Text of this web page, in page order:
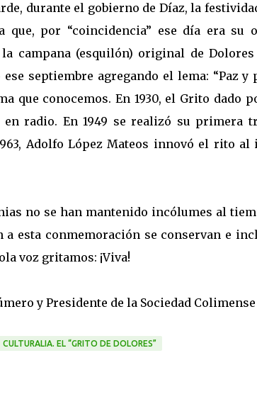
durante el gobierno de Díaz, la
que, por “coincidencia” ese día era su
campana (esquilón) original de
ese septiembre agregando el lema: “Paz
que conocemos. En 1930, el Grito dado
radio. En 1949 se realizó su primera
Adolfo López Mateos innovó el rito
no se han mantenido incólumes al
a esta conmemoración se conservan e
voz gritamos: ¡Viva!
y Presidente de la Sociedad
CULTURALIA. EL “GRITO DE DOLORES”